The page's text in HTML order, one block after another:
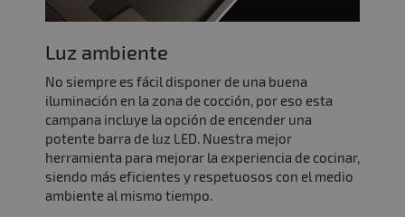
Luz ambiente
No siempre es fácil disponer de una buena
iluminación en la zona de cocción, por eso esta
campana incluye la opción de encender una
potente barra de luz LED. Nuestra mejor
herramienta para mejorar la experiencia de cocinar,
siendo más eficientes y respetuosos con el medio
ambiente al mismo tiempo.